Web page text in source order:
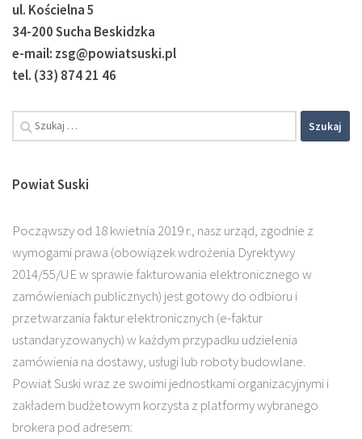
ul. Kościelna 5
34-200 Sucha Beskidzka
e-mail: zsg@powiatsuski.pl
tel. (33) 874 21 46
Powiat Suski
Począwszy od 18 kwietnia 2019 r., nasz urząd, zgodnie z
wymogami prawa (obowiązek wdrożenia Dyrektywy
2014/55/UE w sprawie fakturowania elektronicznego w
zamówieniach publicznych) jest gotowy do odbioru i
przetwarzania faktur elektronicznych (e-faktur
ustandaryzowanych) w każdym przypadku udzielenia
zamówienia na dostawy, usługi lub roboty budowlane.
Powiat Suski wraz ze swoimi jednostkami organizacyjnymi i
zakładem budżetowym korzysta z platformy wybranego
brokera pod adresem: